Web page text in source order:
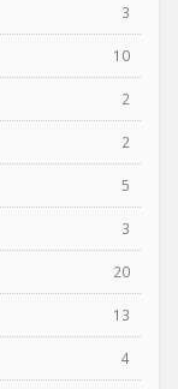
3
10
2
2
5
3
20
13
4